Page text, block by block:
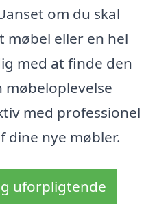
om du skal
møbel eller en hel
med at finde den
møbeloplevelse
med professionel
nye møbler.
uforpligtende